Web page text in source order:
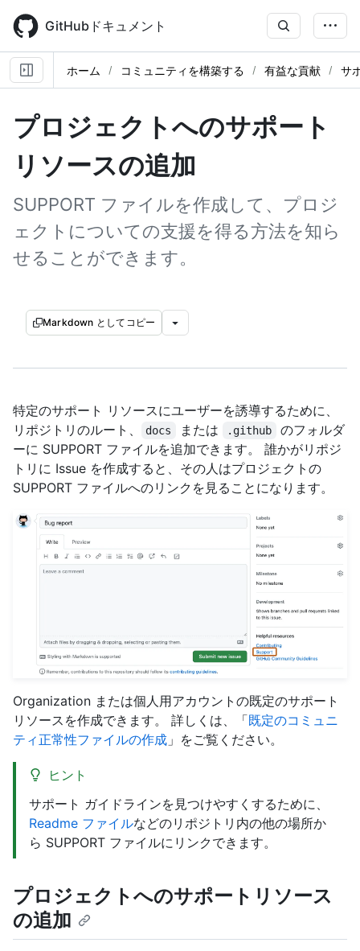
main
content
GitHubドキュメント
ホーム コミュニティを構築する 有益な貢献 サ
プロジェクトへのサポート
リソースの追加
SUPPORT ファイルを作成して、プロジ
ェクトについての支援を得る方法を知ら
せることができます。
Markdown としてコピー
特定のサポート リソースにユーザーを誘導するために、
リポジトリのルート、
docs または .github
のフォルダ
ーに SUPPORT ファイルを追加できます。 誰かがリポジ
トリに Issue を作成すると、その人はプロジェクトの
SUPPORT ファイルへのリンクを見ることになります。
Organization または個人用アカウントの既定のサポート
リソースを作成できます。 詳しくは、「既定のコミュニ
ティ正常性ファイルの作成 」をご覧ください。
ヒント
サポート ガイドラインを見つけやすくするために、
Readme ファイルなどのリポジトリ内の他の場所か
ら SUPPORT ファイルにリンクできます。
プロジェクトへのサポートリソース
の追加